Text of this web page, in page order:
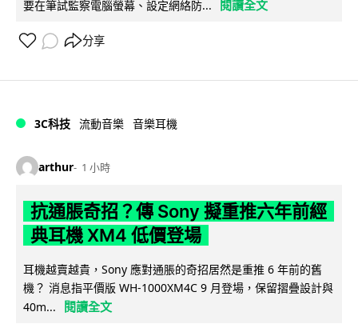
要在筆試監察電腦螢幕、設定網絡防...
閱讀全文
分享
3C科技 流動音樂 音樂耳機
arthur 1 小時
抗通脹奇招？傳 Sony 擬重推六年前經
典耳機 XM4 低價登場
耳機越賣越貴，Sony 應對通脹的奇招居然是重推 6 年前的舊
機？ 消息指平價版 WH-1000XM4C 9 月登場，保留摺疊設計與
40m...
閱讀全文